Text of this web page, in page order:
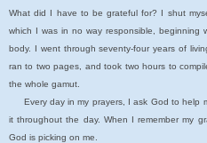
What did I have to be grateful for? I shut
which I was in no way responsible, beginning
body. I went through seventy-four years of
ran to two pages, and took two hours to
the whole gamut.
Every day in my prayers, I ask God to help
it throughout the day. When I remember my
God is picking on me.